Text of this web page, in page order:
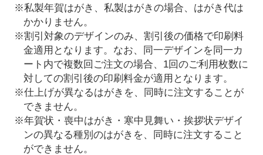
※私製年賀はがき、私製はがきの場合、はがき代は
かかりません。
※割引対象のデザインのみ、割引後の価格で印刷料
金適用となります。なお、同一デザインを同一カ
ート内で複数回ご注文の場合、1回のご利用枚数に
対しての割引後の印刷料金が適用となります。
※仕上げが異なるはがきを、同時に注文することが
できません。
※年賀状・喪中はがき・寒中見舞い・挨拶状デザイ
ンの異なる種別のはがきを、同時に注文すること
ができません。